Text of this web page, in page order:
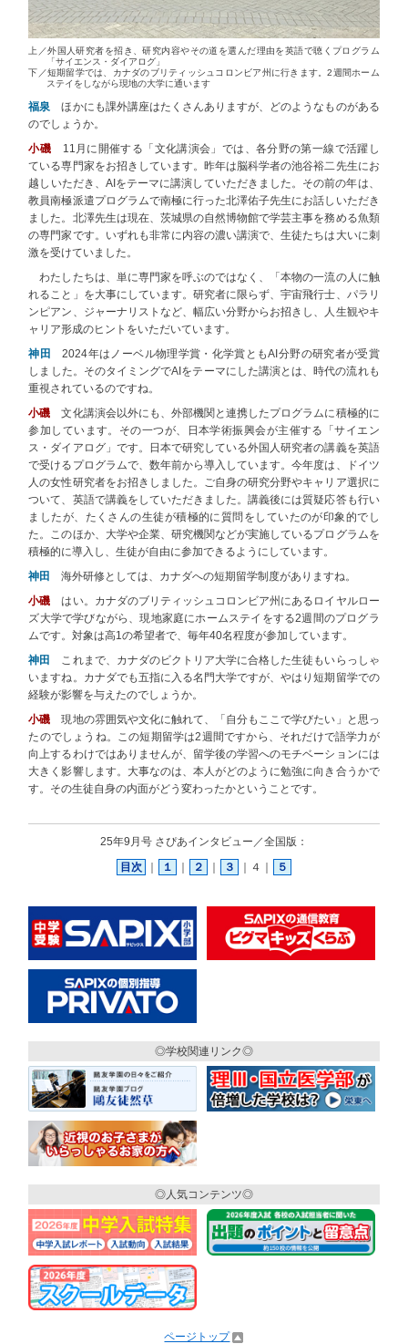
上／外国人研究者を招き、研究内容やその道を選んだ理由を英語で聴くプログラム
「サイエンス・ダイアログ」
下／短期留学では、カナダのブリティッシュコロンビア州に行きます。2週間ホーム
ステイをしながら現地の大学に通います
福泉
ほかにも課外講座はたくさんありますが、どのようなものがある
のでしょうか。
小磯 11月に開催する「文化講演会」では、各分野の第一線で活躍し
ている専門家をお招きしています。昨年は脳科学者の池谷裕二先生にお
越しいただき、AIをテーマに講演していただきました。その前の年は、
教員南極派遣プログラムで南極に行った北澤佑子先生にお話しいただき
ました。北澤先生は現在、茨城県の自然博物館で学芸主事を務める魚類
の専門家です。いずれも非常に内容の濃い講演で、生徒たちは大いに刺
激を受けていました。
わたしたちは、単に専門家を呼ぶのではなく、「本物の一流の人に触
れること」を大事にしています。研究者に限らず、宇宙飛行士、パラリ
ンピアン、ジャーナリストなど、幅広い分野からお招きし、人生観やキ
ャリア形成のヒントをいただいています。
神田 2024年はノーベル物理学賞・化学賞ともAI分野の研究者が受賞
しました。そのタイミングでAIをテーマにした講演とは、時代の流れも
重視されているのですね。
小磯 文化講演会以外にも、外部機関と連携したプログラムに積極的に
参加しています。その一つが、日本学術振興会が主催する「サイエン
ス・ダイアログ」です。日本で研究している外国人研究者の講義を英語
で受けるプログラムで、数年前から導入しています。今年度は、ドイツ
人の女性研究者をお招きしました。ご自身の研究分野やキャリア選択に
ついて、英語で講義をしていただきました。講義後には質疑応答も行い
ましたが、たくさんの生徒が積極的に質問をしていたのが印象的でし
た。このほか、大学や企業、研究機関などが実施しているプログラムを
積極的に導入し、生徒が自由に参加できるようにしています。
神田 海外研修としては、カナダへの短期留学制度がありますね。
小磯 はい。カナダのブリティッシュコロンビア州にあるロイヤルロー
ズ大学で学びながら、現地家庭にホームステイをする2週間のプログラ
ムです。対象は高1の希望者で、毎年40名程度が参加しています。
神田
これまで、カナダのビクトリア大学に合格した生徒もいらっしゃ
いますね。カナダでも五指に入る名門大学ですが、やはり短期留学での
経験が影響を与えたのでしょうか。
小磯 現地の雰囲気や文化に触れて、「自分もここで学びたい」と思っ
たのでしょうね。この短期留学は2週間ですから、それだけで語学力が
向上するわけではありませんが、留学後の学習へのモチベーションには
大きく影響します。大事なのは、本人がどのように勉強に向き合うかで
す。その生徒自身の内面がどう変わったかということです。
25年9月号 さぴあインタビュー／全国版：
目次
｜ １ ｜ ２ ｜ ３ ｜４｜ ５
◎学校関連リンク◎
◎人気コンテンツ◎
ページトップ